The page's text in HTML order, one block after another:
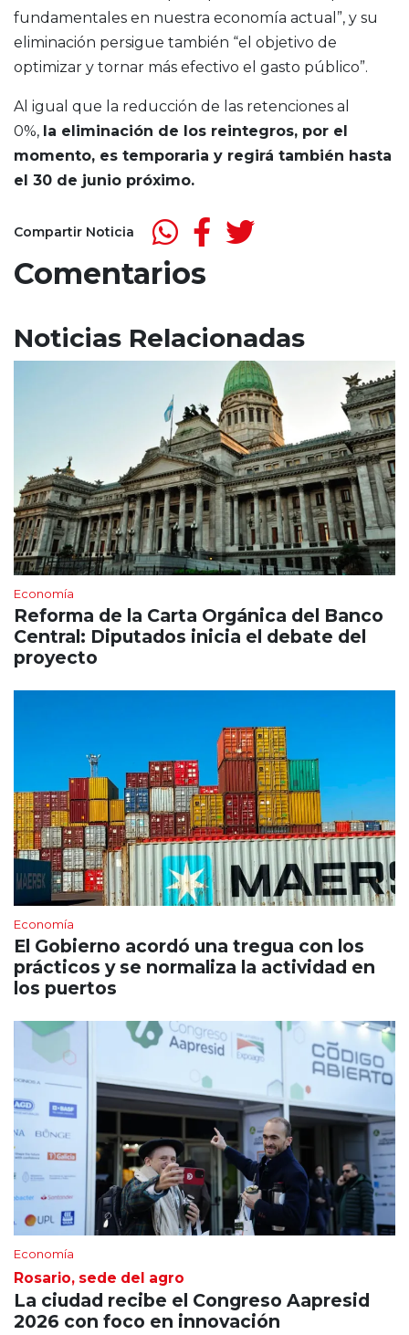
fundamentales en nuestra economía actual”, y su
eliminación persigue también “el objetivo de
optimizar y tornar más efectivo el gasto público”.
Al igual que la reducción de las retenciones al
0%, la eliminación de los reintegros, por el
momento, es temporaria y regirá también hasta
el 30 de junio próximo.
Compartir Noticia
Comentarios
Noticias Relacionadas
Economía
Reforma de la Carta Orgánica del Banco
Central: Diputados inicia el debate del
proyecto
Economía
El Gobierno acordó una tregua con los
prácticos y se normaliza la actividad en
los puertos
Economía
Rosario, sede del agro
La ciudad recibe el Congreso Aapresid
2026 con foco en innovación